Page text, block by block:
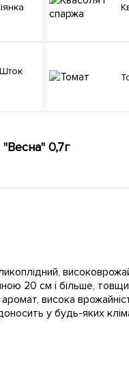
0,7г
20 см і більше,
аромат, висока
у будь-яких